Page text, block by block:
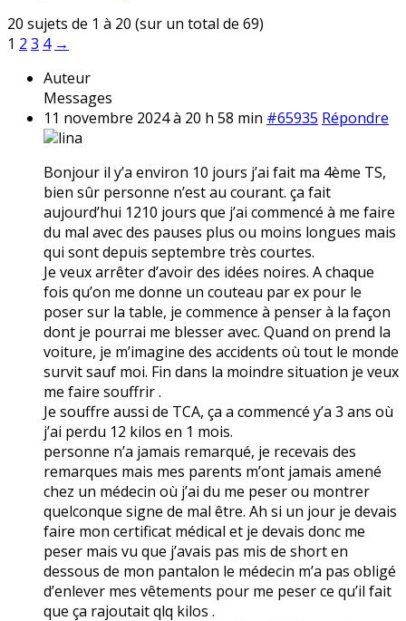
20 sujets de 1 à 20 (sur un total de 69)
1 2 3 4 →
Auteur
Messages
11 novembre 2024 à 20 h 58 min #65935 Répondre
lina
Bonjour il y’a environ 10 jours j’ai fait ma 4ème TS,
bien sûr personne n’est au courant. ça fait
aujourd’hui 1210 jours que j’ai commencé à me faire
du mal avec des pauses plus ou moins longues mais
qui sont depuis septembre très courtes.
Je veux arrêter d’avoir des idées noires. A chaque
fois qu’on me donne un couteau par ex pour le
poser sur la table, je commence à penser à la façon
dont je pourrai me blesser avec. Quand on prend la
voiture, je m’imagine des accidents où tout le monde
survit sauf moi. Fin dans la moindre situation je veux
me faire souffrir .
Je souffre aussi de TCA, ça a commencé y’a 3 ans où
j’ai perdu 12 kilos en 1 mois.
personne n’a jamais remarqué, je recevais des
remarques mais mes parents m’ont jamais amené
chez un médecin où j’ai du me peser ou montrer
quelconque signe de mal être. Ah si un jour je devais
faire mon certificat médical et je devais donc me
peser mais vu que j’avais pas mis de short en
dessous de mon pantalon le médecin m’a pas obligé
d’enlever mes vêtements pour me peser ce qu’il fait
que ça rajoutait qlq kilos .